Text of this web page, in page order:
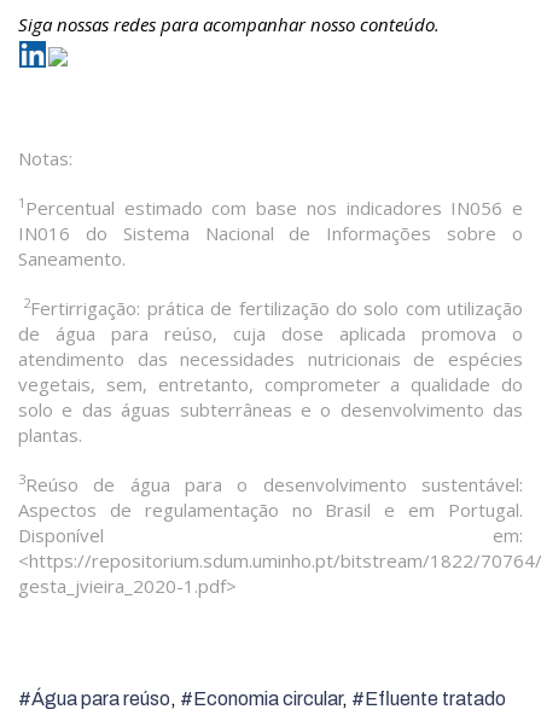
Siga nossas redes para acompanhar nosso conteúdo.
Notas:
1 Percentual estimado com base nos indicadores IN056 e
IN016 do Sistema Nacional de Informações sobre o
Saneamento.
2Fertirrigação: prática de fertilização do solo com utilização
de água para reúso, cuja dose aplicada promova o
atendimento das necessidades nutricionais de espécies
vegetais, sem, entretanto, comprometer a qualidade do
solo e das águas subterrâneas e o desenvolvimento das
plantas.
3Reúso de água para o desenvolvimento sustentável:
Aspectos de regulamentação no Brasil e em Portugal.
Disponível em:
<https://repositorium.sdum.uminho.pt/bitstream/1822/
gesta_jvieira_2020-1.pdf>
#Água para reúso, #Economia circular, #Efluente tratado